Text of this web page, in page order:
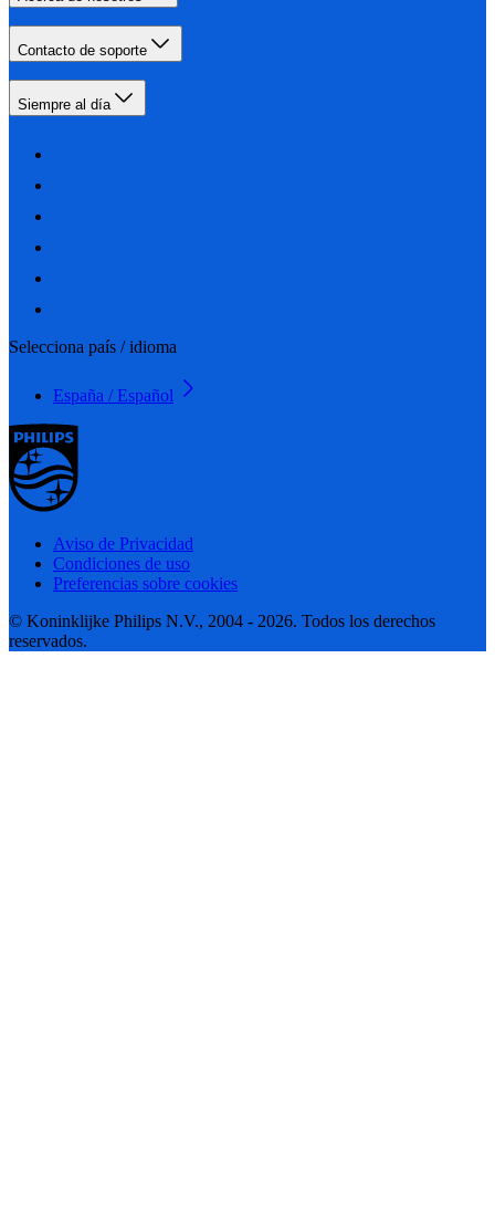
Contacto de soporte
Siempre al día
Selecciona país / idioma
España / Español
Aviso de Privacidad
Condiciones de uso
Preferencias sobre cookies
© Koninklijke Philips N.V., 2004 - 2026. Todos los derechos
reservados.